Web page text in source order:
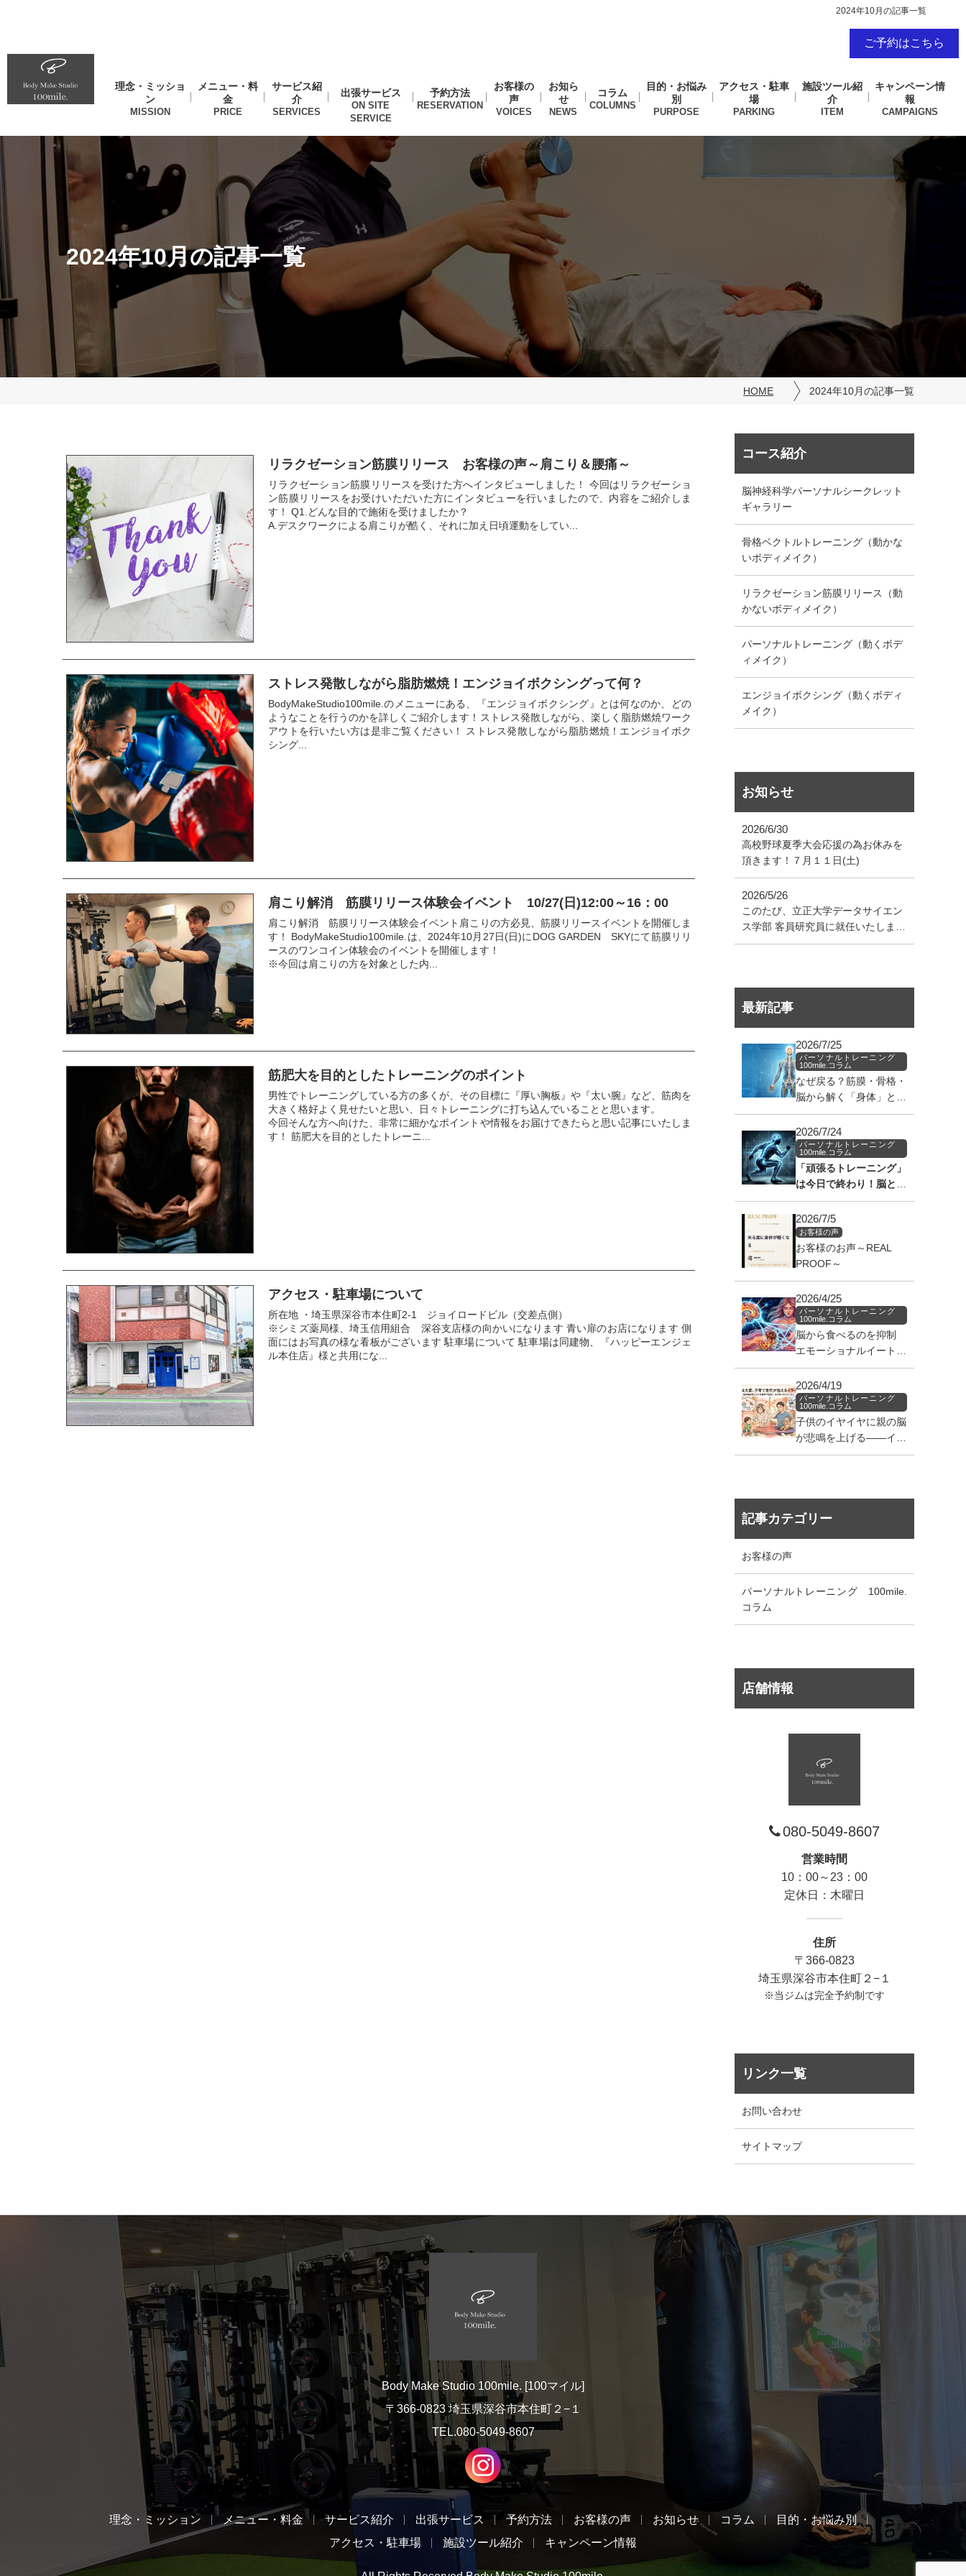
2024年10月の記事一覧
理念・ミッショ
ン
メニュー・料
金
サービス紹
介
出張サービス 予約方法
お客様の
声
お知ら
せ
コラム
目的・お悩み
別
アクセス・駐車
場
施設ツール紹
介
キャンペーン情
報
ご予約はこちら
2024年10月の記事一覧
HOME 2024年10月の記事一覧
リラクゼーション筋膜リリース お客様の声～肩こり＆腰痛～
リラクゼーション筋膜リリースを受けた方へインタビューしました！ 今回はリラクゼーショ
ン筋膜リリースをお受けいただいた方にインタビューを行いましたので、内容をご紹介しま
す！ Q1.どんな目的で施術を受けましたか？
A.デスクワークによる肩こりが酷く、それに加え日頃運動をしてい...
ストレス発散しながら脂肪燃焼！エンジョイボクシングって何？
BodyMakeStudio100mile.のメニューにある、『エンジョイボクシング』とは何なのか、どの
ようなことを行うのかを詳しくご紹介します！ストレス発散しながら、楽しく脂肪燃焼ワーク
アウトを行いたい方は是非ご覧ください！ ストレス発散しながら脂肪燃焼！エンジョイボク
シング...
肩こり解消 筋膜リリース体験会イベント 10/27(日)12:00～16：00
肩こり解消 筋膜リリース体験会イベント肩こりの方必見、筋膜リリースイベントを開催しま
す！ BodyMakeStudio100mile.は、2024年10月27日(日)にDOG GARDEN SKYにて筋膜リリ
ースのワンコイン体験会のイベントを開催します！
※今回は肩こりの方を対象とした内...
筋肥大を目的としたトレーニングのポイント
男性でトレーニングしている方の多くが、その目標に『厚い胸板』や『太い腕』など、筋肉を
大きく格好よく見せたいと思い、日々トレーニングに打ち込んでいることと思います。
今回そんな方へ向けた、非常に細かなポイントや情報をお届けできたらと思い記事にいたしま
す！ 筋肥大を目的としたトレーニ...
アクセス・駐車場について
所在地 ・埼玉県深谷市本住町2-1 ジョイロードビル（交差点側）
※シミズ薬局様、埼玉信用組合 深谷支店様の向かいになります 青い扉のお店になります 側
面にはお写真の様な看板がございます 駐車場について 駐車場は同建物、『ハッピーエンジェ
ル本住店』様と共用にな...
コース紹介
脳神経科学パーソナルシークレット
ギャラリー
骨格ベクトルトレーニング（動かな
いボディメイク）
リラクゼーション筋膜リリース（動
かないボディメイク）
パーソナルトレーニング（動くボデ
ィメイク）
エンジョイボクシング（動くボディ
メイク）
お知らせ
2026/6/30
高校野球夏季大会応援の為お休みを
頂きます！７月１１日(土)
2026/5/26
このたび、立正大学データサイエン
ス学部 客員研究員に就任いたしまし
た！
最新記事
2026/7/25
パーソナルトレーニング
100mile.コラム
なぜ戻る？筋膜・骨格・
脳から解く「身体」と
「筋肉」のバグ
2026/7/24
パーソナルトレーニング
100mile.コラム
「頑張るトレーニング」
は今日で終わり！脳と筋
肉の通信ラインを繋ぎ、
身体を覚醒させる神経科
学のアプローチ
2026/7/5
お客様の声
お客様のお声～REAL
PROOF～
2026/4/25
パーソナルトレーニング
100mile.コラム
脳から食べるのを抑制
エモーショナルイートを
止めろ！！
2026/4/19
パーソナルトレーニング
100mile.コラム
子供のイヤイヤに親の脳
が悲鳴を上げる——イラ
イラの正体を知る処方箋
記事カテゴリー
お客様の声
パーソナルトレーニング 100mile.
コラム
店舗情報
080-5049-8607
営業時間
10：00～23：00
定休日：木曜日
住所
〒366-0823
埼玉県深谷市本住町２−１
※当ジムは完全予約制です
リンク一覧
お問い合わせ
サイトマップ
Body Make Studio 100mile. [100マイル]
〒366-0823 埼玉県深谷市本住町２−１
TEL.080-5049-8607
理念・ミッション メニュー・料金 サービス紹介 出張サービス 予約方法 お客様の声 お知らせ コラム
目的・お悩み別
アクセス・駐車場
施設ツール紹介 キャンペーン情報